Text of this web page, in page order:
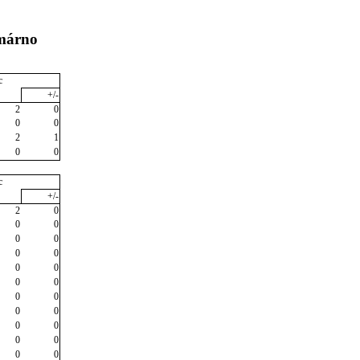
+/-
2
0
0
0
2
1
0
0
+/-
2
0
0
0
0
0
0
0
0
0
0
0
0
0
0
0
0
0
0
0
0
0